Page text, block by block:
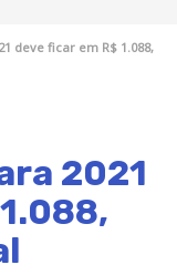
deve ficar em R$ 1.088,
2021